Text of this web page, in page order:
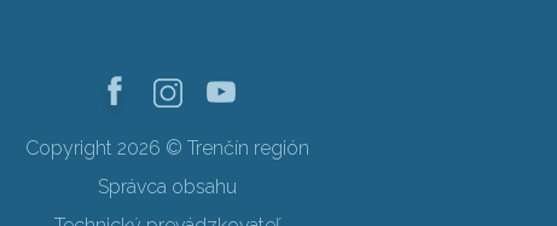
Copyright 2026 © Trenčín región
Správca obsahu